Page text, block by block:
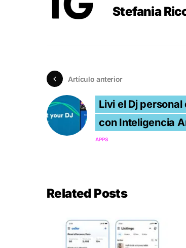
Stefania
Artículo anterior
Livi el Dj
con Inteligencia
APPS
Related Posts